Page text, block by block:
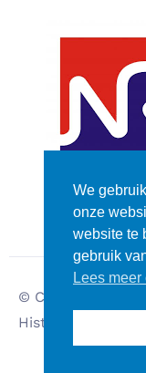
© Copyright –
Historic Rally Club
We
onze
website te
gebruik
Lees